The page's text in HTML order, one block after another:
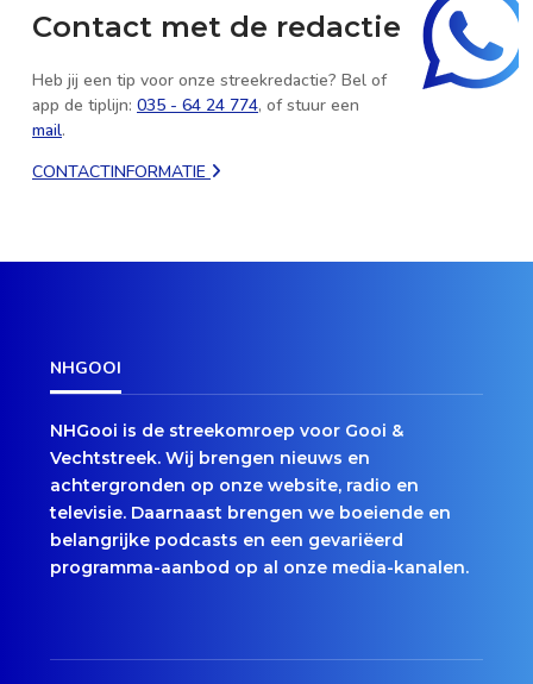
Contact met de redactie
Heb jij een tip voor onze streekredactie? Bel of
app de tiplijn: 035 - 64 24 774, of stuur een
mail.
CONTACTINFORMATIE
NHGOOI
NHGooi is de streekomroep voor Gooi &
Vechtstreek. Wij brengen nieuws en
achtergronden op onze website, radio en
televisie. Daarnaast brengen we boeiende en
belangrijke podcasts en een gevariëerd
programma-aanbod op al onze media-kanalen.